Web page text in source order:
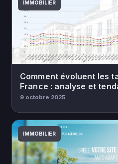
IMMOBILIER
Comment évoluent les
France : analyse et
9 octobre 2025
IMMOBILIER